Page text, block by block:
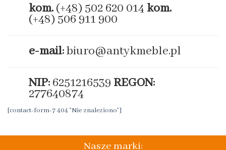
kom. (+48) 502 620 014 kom.
(+48) 506 911 900
e-mail:biuro@antykmeble.pl
NIP: 6251216539 REGON:
277640874
[contact-form-7 404 "Nie znaleziono"]
Nasze marki: